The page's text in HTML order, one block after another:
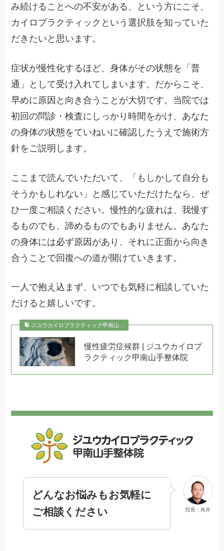
み続けることへの不安がある、という方にこそ、
カイロプラクティックという選択肢を知っていた
だきたいと思います。
症状が慢性化するほど、身体がその状態を「普
通」として受け入れてしまいます。だからこそ、
早めに原因と向き合うことが大切です。当院では
初回の問診・検査にしっかり時間をかけ、あなた
の身体の状態をていねいに確認したうえで施術方
針をご説明します。
ここまで読んでいただいて、「もしかして自分も
そうかもしれない」と感じていただけたなら、ぜ
ひ一度ご相談ください。慢性的な疲れは、我慢す
るものでも、諦めるものでもありません。あなた
の身体には必ず原因があり、それに正面から向き
合うことで回復への道が開けていきます。
一人で抱え込まず、いつでも気軽に相談していた
だけると嬉しいです。
ジユウカイロプラクティック甲南山…
慢性疲労症候群 | ジユウカイロプ
ラクティック甲南山手整体院
院長：鳥井
どんなお悩みもお気軽に
ご相談ください